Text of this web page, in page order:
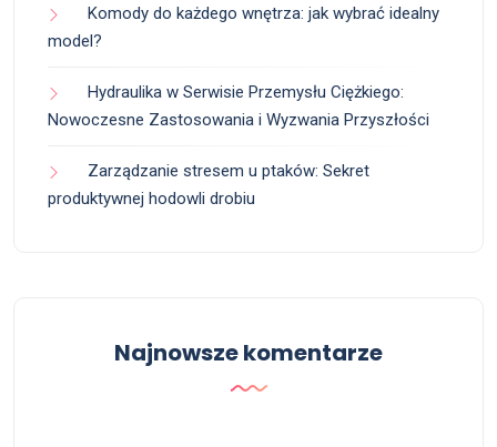
Komody do każdego wnętrza: jak wybrać idealny
model?
Hydraulika w Serwisie Przemysłu Ciężkiego:
Nowoczesne Zastosowania i Wyzwania Przyszłości
Zarządzanie stresem u ptaków: Sekret
produktywnej hodowli drobiu
Najnowsze komentarze